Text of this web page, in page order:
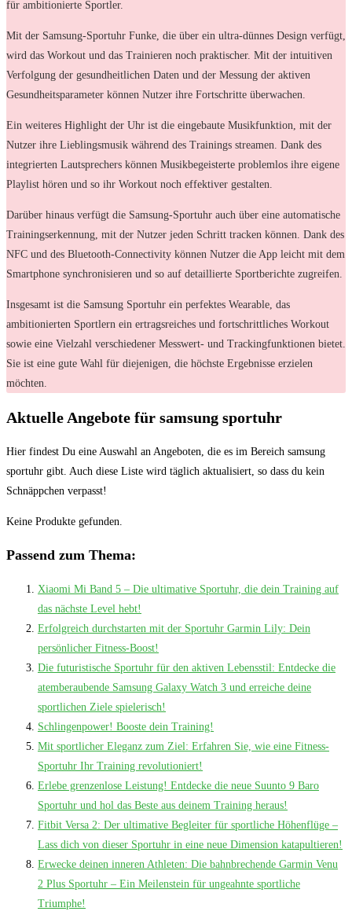
für ambitionierte Sportler.
Mit der Samsung-Sportuhr Funke, die über ein ultra-dünnes Design verfügt,
wird das Workout und das Trainieren noch praktischer. Mit der intuitiven
Verfolgung der gesundheitlichen Daten und der Messung der aktiven
Gesundheitsparameter können Nutzer ihre Fortschritte überwachen.
Ein weiteres Highlight der Uhr ist die eingebaute Musikfunktion, mit der
Nutzer ihre Lieblingsmusik während des Trainings streamen. Dank des
integrierten Lautsprechers können Musikbegeisterte problemlos ihre eigene
Playlist hören und so ihr Workout noch effektiver gestalten.
Darüber hinaus verfügt die Samsung-Sportuhr auch über eine automatische
Trainingserkennung, mit der Nutzer jeden Schritt tracken können. Dank des
NFC und des Bluetooth-Connectivity können Nutzer die App leicht mit dem
Smartphone synchronisieren und so auf detaillierte Sportberichte zugreifen.
Insgesamt ist die Samsung Sportuhr ein perfektes Wearable, das
ambitionierten Sportlern ein ertragsreiches und fortschrittliches Workout
sowie eine Vielzahl verschiedener Messwert- und Trackingfunktionen bietet.
Sie ist eine gute Wahl für diejenigen, die höchste Ergebnisse erzielen
möchten.
Aktuelle Angebote für samsung sportuhr
Hier findest Du eine ⁢Auswahl ‍an Angeboten, die es im Bereich samsung
sportuhr⁤ gibt. ⁣Auch diese Liste wird⁣ täglich aktualisiert, so dass du kein
Schnäppchen verpasst!
Keine Produkte gefunden.
Passend zum Thema:
Xiaomi Mi Band 5 – Die ultimative Sportuhr, die dein Training auf
das nächste Level hebt!
Erfolgreich durchstarten mit der Sportuhr Garmin Lily: Dein
persönlicher Fitness-Boost!
Die futuristische Sportuhr für den aktiven Lebensstil: Entdecke die
atemberaubende Samsung Galaxy Watch 3 und erreiche deine
sportlichen Ziele spielerisch!
Schlingenpower! Booste dein Training!
Mit sportlicher Eleganz zum Ziel: Erfahren Sie, wie eine Fitness-
Sportuhr Ihr Training revolutioniert!
Erlebe grenzenlose Leistung! Entdecke die neue Suunto 9 Baro
Sportuhr und hol das Beste aus deinem Training heraus!
Fitbit Versa 2: Der ultimative Begleiter für sportliche Höhenflüge –
Lass dich von dieser Sportuhr in eine neue Dimension katapultieren!
Erwecke deinen inneren Athleten: Die bahnbrechende Garmin Venu
2 Plus Sportuhr – Ein Meilenstein für ungeahnte sportliche
Triumphe!